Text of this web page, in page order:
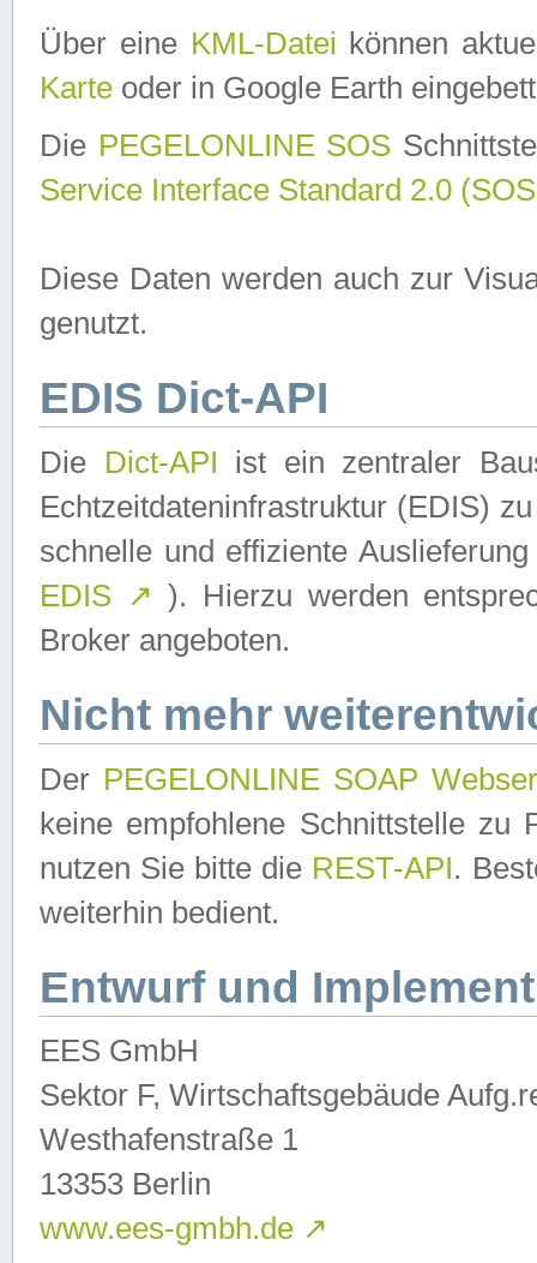
Über eine KML-Datei können
Karte oder in Google Earth
Die PEGELONLINE SOS
Service Interface Standard 2.0
Diese Daten werden auch zur
genutzt.
EDIS Dict-API
Die Dict-API ist ein zentraler
Echtzeitdateninfrastruktur (EDIS)
schnelle und effiziente
EDIS ↗ ). Hierzu werden
Broker angeboten.
Nicht mehr
Der PEGELONLINE SOAP
keine empfohlene Schnittstelle zu
nutzen Sie bitte die REST-API.
weiterhin bedient.
Entwurf und
EES GmbH
Sektor F, Wirtschaftsgebäude
Westhafenstraße 1
13353 Berlin
www.ees-gmbh.de ↗